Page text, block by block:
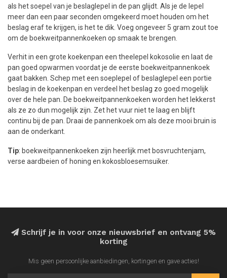
als het soepel van je beslaglepel in de pan glijdt. Als je de lepel
meer dan een paar seconden omgekeerd moet houden om het
beslag eraf te krijgen, is het te dik. Voeg ongeveer 5 gram zout toe
om de boekweitpannenkoeken op smaak te brengen.
Verhit in een grote koekenpan een theelepel kokosolie en laat de
pan goed opwarmen voordat je de eerste boekweitpannenkoek
gaat bakken. Schep met een soeplepel of beslaglepel een portie
beslag in de koekenpan en verdeel het beslag zo goed mogelijk
over de hele pan. De boekweitpannenkoeken worden het lekkerst
als ze zo dun mogelijk zijn. Zet het vuur niet te laag en blijft
continu bij de pan. Draai de pannenkoek om als deze mooi bruin is
aan de onderkant.
Tip: boekweitpannenkoeken zijn heerlijk met bosvruchtenjam,
verse aardbeien of honing en kokosbloesemsuiker.
Schrijf je in voor onze nieuwsbrief en ontvang 5%
korting
Mis geen persoonlijke aanbiedingen, kortingen en gave acties!